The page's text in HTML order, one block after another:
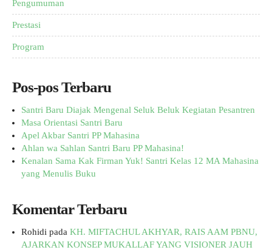
Pengumuman
Prestasi
Program
Pos-pos Terbaru
Santri Baru Diajak Mengenal Seluk Beluk Kegiatan Pesantren
Masa Orientasi Santri Baru
Apel Akbar Santri PP Mahasina
Ahlan wa Sahlan Santri Baru PP Mahasina!
Kenalan Sama Kak Firman Yuk! Santri Kelas 12 MA Mahasina
yang Menulis Buku
Komentar Terbaru
Rohidi pada KH. MIFTACHUL AKHYAR, RAIS AAM PBNU,
AJARKAN KONSEP MUKALLAF YANG VISIONER JAUH